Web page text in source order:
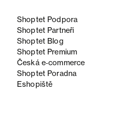
Shoptet Podpora
Shoptet Partneři
Shoptet Blog
Shoptet Premium
Česká e‑commerce
Shoptet Poradna
Eshopiště